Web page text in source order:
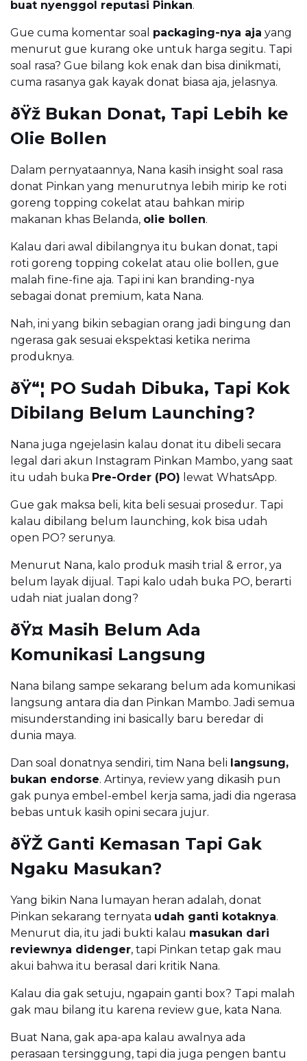
buat nyenggol reputasi Pinkan.
Gue cuma komentar soal packaging-nya aja yang
menurut gue kurang oke untuk harga segitu. Tapi
soal rasa? Gue bilang kok enak dan bisa dinikmati,
cuma rasanya gak kayak donat biasa aja, jelasnya.
ðŸž Bukan Donat, Tapi Lebih ke
Olie Bollen
Dalam pernyataannya, Nana kasih insight soal rasa
donat Pinkan yang menurutnya lebih mirip ke roti
goreng topping cokelat atau bahkan mirip
makanan khas Belanda, olie bollen.
Kalau dari awal dibilangnya itu bukan donat, tapi
roti goreng topping cokelat atau olie bollen, gue
malah fine-fine aja. Tapi ini kan branding-nya
sebagai donat premium, kata Nana.
Nah, ini yang bikin sebagian orang jadi bingung dan
ngerasa gak sesuai ekspektasi ketika nerima
produknya.
ðŸ“¦ PO Sudah Dibuka, Tapi Kok
Dibilang Belum Launching?
Nana juga ngejelasin kalau donat itu dibeli secara
legal dari akun Instagram Pinkan Mambo, yang saat
itu udah buka Pre-Order (PO) lewat WhatsApp.
Gue gak maksa beli, kita beli sesuai prosedur. Tapi
kalau dibilang belum launching, kok bisa udah
open PO? serunya.
Menurut Nana, kalo produk masih trial & error, ya
belum layak dijual. Tapi kalo udah buka PO, berarti
udah niat jualan dong?
ðŸ¤ Masih Belum Ada
Komunikasi Langsung
Nana bilang sampe sekarang belum ada komunikasi
langsung antara dia dan Pinkan Mambo. Jadi semua
misunderstanding ini basically baru beredar di
dunia maya.
Dan soal donatnya sendiri, tim Nana beli langsung,
bukan endorse. Artinya, review yang dikasih pun
gak punya embel-embel kerja sama, jadi dia ngerasa
bebas untuk kasih opini secara jujur.
ðŸŽ Ganti Kemasan Tapi Gak
Ngaku Masukan?
Yang bikin Nana lumayan heran adalah, donat
Pinkan sekarang ternyata udah ganti kotaknya.
Menurut dia, itu jadi bukti kalau masukan dari
reviewnya didenger, tapi Pinkan tetap gak mau
akui bahwa itu berasal dari kritik Nana.
Kalau dia gak setuju, ngapain ganti box? Tapi malah
gak mau bilang itu karena review gue, kata Nana.
Buat Nana, gak apa-apa kalau awalnya ada
perasaan tersinggung, tapi dia juga pengen bantu